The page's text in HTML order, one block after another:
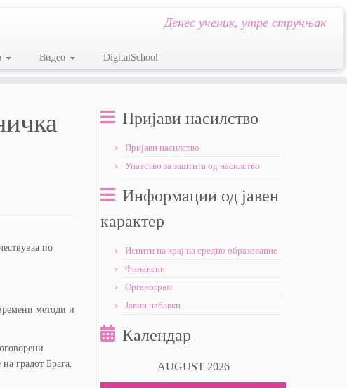
Денес ученик, утре стручњак
Видео DigitalSchool
по
методи и
градот Брага.
Пријави насилство
Пријави насилство
Упатство за заштита од насилство
Информации од јавен
карактер
Испити на крај на средно образование
Финансии
Органограм
Јавни набавки
Календар
AUGUST 2026